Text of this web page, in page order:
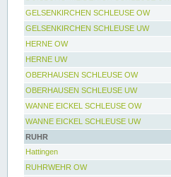
GELSENKIRCHEN SCHLEUSE OW
GELSENKIRCHEN SCHLEUSE UW
HERNE OW
HERNE UW
OBERHAUSEN SCHLEUSE OW
OBERHAUSEN SCHLEUSE UW
WANNE EICKEL SCHLEUSE OW
WANNE EICKEL SCHLEUSE UW
RUHR
Hattingen
RUHRWEHR OW